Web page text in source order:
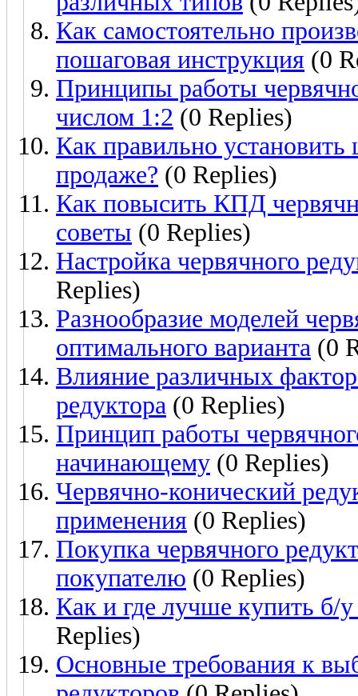
Как самостоятельно
пошаговая инструкция (0
Принципы работы
числом 1:2 (0 Replies)
Как правильно
продаже? (0 Replies)
Как повысить КПД
советы (0 Replies)
Настройка червячного
Replies)
Разнообразие моделей
оптимального варианта (0
Влияние различных
редуктора (0 Replies)
Принцип работы
начинающему (0 Replies)
Червячно-конический
применения (0 Replies)
Покупка червячного
покупателю (0 Replies)
Как и где лучше купить б/
Replies)
Основные требования к